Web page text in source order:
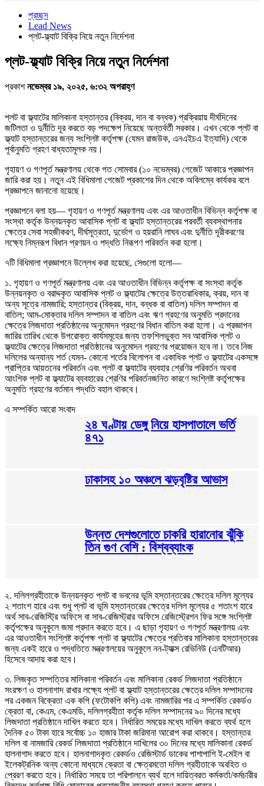
প্রচ্ছদ
Lead News
প্লট-ফ্ল্যাট বিক্রি নিয়ে নতুন নির্দেশনা
প্লট-ফ্ল্যাট বিক্রি নিয়ে নতুন নির্দেশনা
প্রকাশনভেম্বর ১৯, ২০২৫, ৬:৩২ অপরাহ্ণ
প্লট বা ফ্ল্যাটের মালিকানা হস্তান্তর (বিক্রয়, দান বা বন্ধক) প্রক্রিয়ায় দীর্ঘদিনের
জটিলতা ও দুর্নীতি দূর করতে বড় পদক্ষেপ নিয়েছে অন্তর্বর্তী সরকার। এখন থেকে প্লট বা
ফ্ল্যাট হস্তান্তরের জন্য সংশ্লিষ্ট কর্তৃপক্ষ (যেমন রাজউক, এনএইচএ ইত্যাদি) থেকে
পূর্বানুমতি গ্রহণ বাধ্যতামূলক নয়।
গৃহায়ণ ও গণপূর্ত মন্ত্রণালয় থেকে গত সোমবার (১০ নভেম্বর) গেজেট আকারে প্রজ্ঞাপন
জারি করা হয়। নতুন এই বিধিমালা গেজেট প্রকাশের দিন থেকে অবিলম্বে কার্যকর বলে
প্রজ্ঞাপনে জানানো হয়েছে।
প্রজ্ঞাপনে বলা হয়— গৃহায়ণ ও গণপূর্ত মন্ত্রণালয় এবং এর আওতাধীন বিভিন্ন কর্তৃপক্ষ বা
সংস্থা কর্তৃক উন্নয়নকৃত আবাসিক প্লট বা ফ্ল্যাট হস্তান্তরের পরবর্তী ব্যবস্থাপনার
ক্ষেত্রে সেবা সহজীকরণ, দীর্ঘসূত্রতা, দুর্ভোগ ও হয়রানি লাঘব এবং দুর্নীতি দূরীকরণের
লক্ষ্যে নিম্নরূপ বিধান প্রণয়ন ও পদ্ধতি নিরূপণ পরিবর্তন করা হলো।
৭টি বিধিমালা প্রজ্ঞাপনে উল্লেখ করা হয়েছে, সেগুলো হলো—
১. গৃহায়ণ ও গণপূর্ত মন্ত্রণালয় এবং এর আওতাধীন বিভিন্ন কর্তৃপক্ষ বা সংস্থা কর্তৃক
উন্নয়নকৃত ও বরাদ্দকৃত আবাসিক প্লট ও ফ্ল্যাটের ক্ষেত্রে উত্তরাধিকার, ক্রয়, দান বা
অন্য সূত্রে নামজারি; হস্তান্তর (বিক্রয়, দান, বন্ধক বা বাতিল) দলিল সম্পাদন বা
বাতিল; আম-মোক্তার দলিল সম্পাদন বা বাতিল এবং ঋণ গ্রহণের অনুমতি প্রদানের
ক্ষেত্রে লিজদাতা প্রতিষ্ঠানের অনুমোদন গ্রহণের বিধান বাতিল করা হলো। এ প্রজ্ঞাপন
জারির তারিখ থেকে উপরোক্ত কার্যসমূহের জন্য তফশিলভুক্ত সব আবাসিক প্লট ও
ফ্ল্যাটের ক্ষেত্রে লিজদাতা প্রতিষ্ঠানের অনুমোদন গ্রহণের প্রয়োজন হবে না। তবে নিজ
দলিলের অন্যান্য শর্ত যেমন- কোনো শর্তের বিলোপন বা একাধিক প্লট ও ফ্ল্যাটের একসঙ্গে
প্রাপ্তির আয়তনের পরিবর্তন এবং প্লট বা ফ্ল্যাটের ব্যবহার শ্রেণির পরিবর্তন অথবা
আংশিক প্লট বা ফ্ল্যাটের ব্যবহারের শ্রেণির পরিবর্তনজনিত কারণে সংশ্লিষ্ট কর্তৃপক্ষের
অনুমতি গ্রহণের বর্তমান পদ্ধতি বহাল থাকবে।
এ সম্পর্কিত আরো সংবাদ
২৪ ঘণ্টায় ডেঙ্গু নিয়ে হাসপাতালে ভর্তি
৪৭১
ঢাকাসহ ১০ অঞ্চলে ঝড়বৃষ্টির আভাস
উন্নত দেশগুলোতে চাকরি হারানোর ঝুঁকি
তিন গুণ বেশি : বিশ্বব্যাংক
২. দলিলগ্রহীতাকে উন্নয়নকৃত প্লট বা ভবনের ভূমি হস্তান্তরের ক্ষেত্রে দলিল মূল্যের
২ শতাংশ হারে এবং শুধু প্লট বা ভূমি হস্তান্তরের ক্ষেত্রে দলিল মূল্যের ৫ শতাংশ হারে
অর্থ সাব-রেজিস্ট্রি অফিসে বা সাব-রেজিস্ট্রার অফিসে রেজিস্ট্রেশন ফির সঙ্গে সংশ্লিষ্ট
কর্তৃপক্ষের অনুকূলে জমা প্রদান করতে হবে। এ ছাড়া গৃহায়ণ ও গণপূর্ত মন্ত্রণালয় এবং
এর আওতাধীন সংশ্লিষ্ট কর্তৃপক্ষ প্লট বা ফ্ল্যাটের ক্ষেত্রে প্রতিবার মালিকানা হস্তান্তরের
জন্য একই হারে ও পদ্ধতিতে মন্ত্রণালয়ের অনুকূলে নন-ট্যাক্স রেভিনিউ (এনটিআর)
হিসেবে আদায় করা হবে।
৩. লিজকৃত সম্পত্তির মালিকানা পরিবর্তন এবং মালিকানা রেকর্ড লিজদাতা প্রতিষ্ঠানে
সংরক্ষণ ও হালনাগাদ রাখার লক্ষ্যে প্লট বা ফ্ল্যাট হস্তান্তরের ক্ষেত্রে দলিল সম্পাদনের
পর একজন বিক্রেতা এক কপি (ফটোকপি কপি) এবং নামজারির পর এ সম্পর্কিত রেকর্ডও
ক্রেতা বা, কেএম, কেএমডি, দলিলগ্রহীতা কর্তৃক দলিল সম্পাদনের ৯০ দিনের মধ্যে
লিজদাতা প্রতিষ্ঠানে দাখিল করতে হবে। নির্ধারিত সময়ের মধ্যে দাখিল করতে ব্যর্থ হলে
দৈনিক ৫০ টাকা হারে সর্বোচ্চ ১০ হাজার টাকা জরিমানা আরোপ করা থাকবে। হস্তান্তর
দলিল বা নামজারি রেকর্ড লিজদাতা প্রতিষ্ঠানে দাখিলের ৩০ দিনের মধ্যে মালিকানা রেকর্ড
হালনাগাদ করতে হবে। হালনাগাদকৃত রেকর্ডও রেজিস্টার্ড ডাকের পাশাপাশি ই-মেইল বা
ইলেকট্রনিক অন্য কোনো মাধ্যমে ক্রেতা বা ক্ষেত্রমতো দলিল গ্রহীতাকে অবহিত ও
প্রেরণ করতে হবে। নির্ধারিত সময়ে তা পরিপালনে ব্যর্থ হলে দায়িত্বরত কর্মকর্তা/কর্মচারীর